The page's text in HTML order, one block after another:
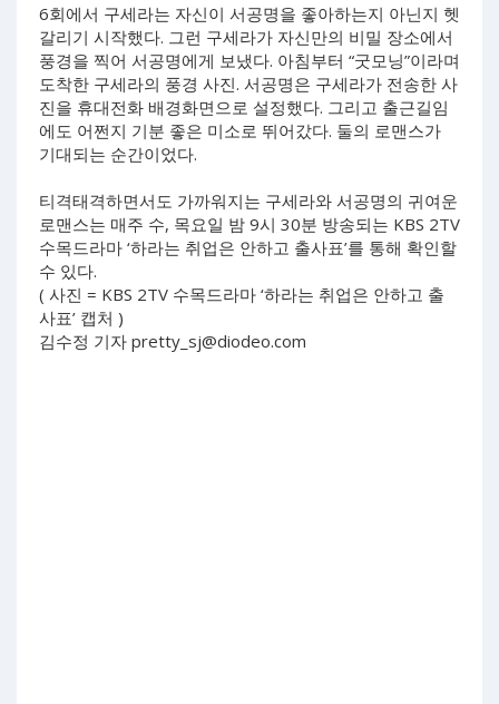
6회에서 구세라는 자신이 서공명을 좋아하는지 아닌지 헷
갈리기 시작했다. 그런 구세라가 자신만의 비밀 장소에서
풍경을 찍어 서공명에게 보냈다. 아침부터 “굿모닝”이라며
도착한 구세라의 풍경 사진. 서공명은 구세라가 전송한 사
진을 휴대전화 배경화면으로 설정했다. 그리고 출근길임
에도 어쩐지 기분 좋은 미소로 뛰어갔다. 둘의 로맨스가
기대되는 순간이었다.
티격태격하면서도 가까워지는 구세라와 서공명의 귀여운
로맨스는 매주 수, 목요일 밤 9시 30분 방송되는 KBS 2TV
수목드라마 ‘하라는 취업은 안하고 출사표’를 통해 확인할
수 있다.
( 사진 = KBS 2TV 수목드라마 ‘하라는 취업은 안하고 출
사표’ 캡처 )
김수정 기자 pretty_sj@diodeo.com